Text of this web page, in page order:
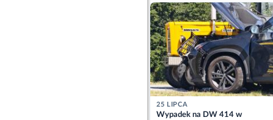
25 LIPCA
Wypadek na DW 414 w